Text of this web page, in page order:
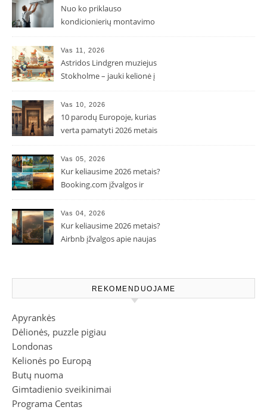
Nuo ko priklauso
kondicionierių montavimo
Vas 11, 2026
Astridos Lindgren muziejus
Stokholme – jauki kelionė į
Vas 10, 2026
10 parodų Europoje, kurias
verta pamatyti 2026 metais
Vas 05, 2026
Kur keliausime 2026 metais?
Booking.com įžvalgos ir
Vas 04, 2026
Kur keliausime 2026 metais?
Airbnb įžvalgos apie naujas
REKOMENDUOJAME
Apyrankės
Dėlionės, puzzle pigiau
Londonas
Kelionės po Europą
Butų nuoma
Gimtadienio sveikinimai
Programa Centas